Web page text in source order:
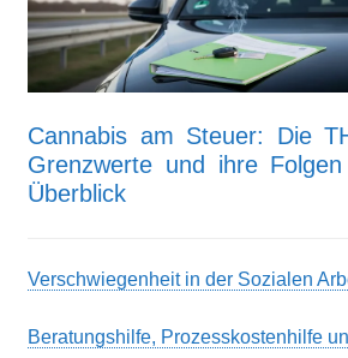
Can­nabis am Steu­er: Die
Grenz­werte und ihre
Über­blick
Ver­schwieg­en­heit in der Soz­ial­en
Berat­ungs­hil­fe, Pro­zess­kost­en­hilfe